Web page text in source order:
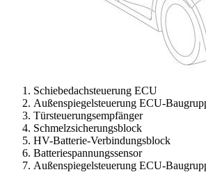
Schiebedachsteuerung ECU
Außenspiegelsteuerung ECU-
Türsteuerungsempfänger
Schmelzsicherungsblock
HV-Batterie-Verbindungsblock
Batteriespannungssensor
Außenspiegelsteuerung ECU-